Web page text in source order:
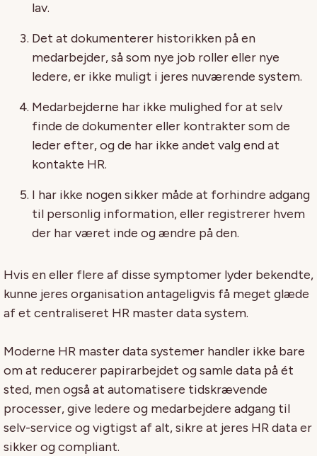
lav.
Det at dokumenterer historikken på en
medarbejder, så som nye job roller eller nye
ledere, er ikke muligt i jeres nuværende system.
Medarbejderne har ikke mulighed for at selv
finde de dokumenter eller kontrakter som de
leder efter, og de har ikke andet valg end at
kontakte HR.
I har ikke nogen sikker måde at forhindre adgang
til personlig information, eller registrerer hvem
der har været inde og ændre på den.
Hvis en eller flere af disse symptomer lyder bekendte,
kunne jeres organisation antageligvis få meget glæde
af et centraliseret HR master data system.
Moderne HR master data systemer handler ikke bare
om at reducerer papirarbejdet og samle data på ét
sted, men også at automatisere tidskrævende
processer, give ledere og medarbejdere adgang til
selv-service og vigtigst af alt, sikre at jeres HR data er
sikker og compliant.